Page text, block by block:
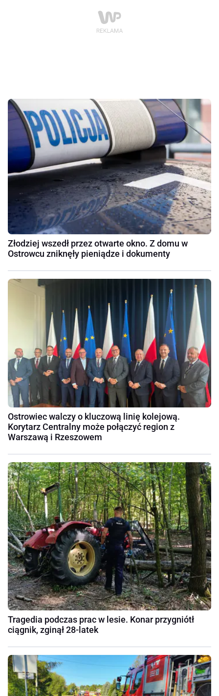
Złodziej wszedł przez otwarte okno. Z domu w
Ostrowcu zniknęły pieniądze i dokumenty
Ostrowiec walczy o kluczową linię kolejową.
Korytarz Centralny może połączyć region z
Warszawą i Rzeszowem
Tragedia podczas prac w lesie. Konar przygniótł
ciągnik, zginął 28-latek